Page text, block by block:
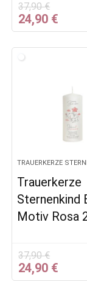
37,90€
Preis
37,90 €
24,90 €
Preis
TRAUERKERZE
Trauerkerze
Sternenkind
Motiv Rosa
37,90€
Preis
24,90 €
Preis